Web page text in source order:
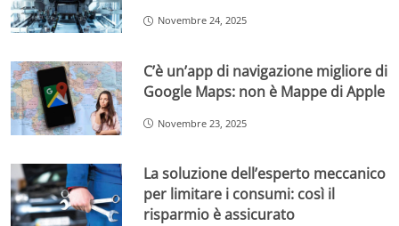
Novembre 24, 2025
C’è un’app di navigazione migliore di
Google Maps: non è Mappe di Apple
Novembre 23, 2025
La soluzione dell’esperto meccanico
per limitare i consumi: così il
risparmio è assicurato